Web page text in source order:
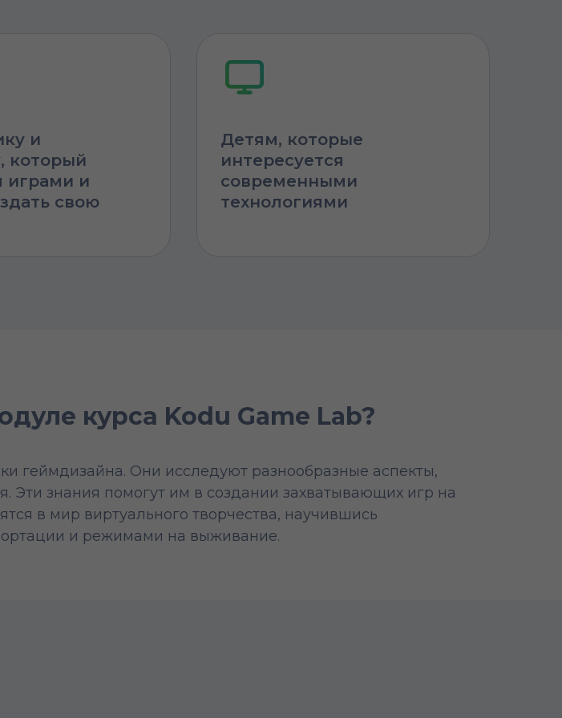
и
который
играми и
свою
Детям, которые
интересуется
современными
технологиями
курса Kodu Game Lab?
геймдизайна. Они исследуют разнообразные аспекты,
Эти знания помогут им в создании захватывающих игр на
в мир виртуального творчества, научившись
и режимами на выживание.